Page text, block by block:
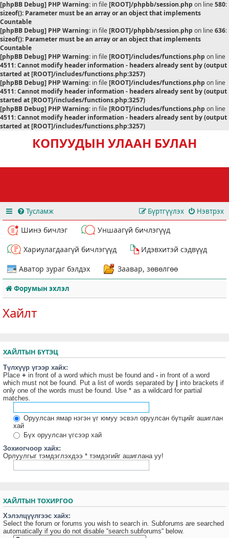
[phpBB Debug] PHP Warning: in file[ROOT]/phpbb/session.php on line580:
sizeof(): Parameter must be an array or an object that implements
Countable
[phpBB Debug] PHP Warning: in file[ROOT]/phpbb/session.php on line636:
sizeof(): Parameter must be an array or an object that implements
Countable
[phpBB Debug] PHP Warning: in file[ROOT]/includes/functions.php on line
4511:Cannot modify header information - headers already sent by (output
started at [ROOT]/includes/functions.php:3257)
[phpBB Debug] PHP Warning: in file[ROOT]/includes/functions.php on line
4511:Cannot modify header information - headers already sent by (output
started at [ROOT]/includes/functions.php:3257)
[phpBB Debug] PHP Warning: in file[ROOT]/includes/functions.php on line
4511:Cannot modify header information - headers already sent by (output
started at [ROOT]/includes/functions.php:3257)
КОПУУДЫН УЛААН БУЛАН
Тусламж Нэвтрэх
Бүртгүүлэх
Шинэ бичлэг
Уншаагүй бичлэгүүд
Хариулагдаагүй бичлэгүүд
Идэвхитэй сэдвүүд
Аватор зураг бэлдэх
Заавар, зөвөлгөө
Форумын эхлэл
Хайлт
ХАЙЛТЫН БҮТЭЦ
Түлхүүр үгээр хайх:
Place + in front of a word which must be found and - in front of a word
which must not be found. Put a list of words separated by | into brackets if
only one of the words must be found. Use * as a wildcard for partial
matches.
Оруулсан ямар нэгэн үг юмуу эсвэл оруулсан бүтцийг ашиглан
хай
Бүх оруулсан үгсээр хай
Зохиогчоор хайх:
Орлуулгыг тэмдэглэхдээ * тэмдэгийг ашиглана уу!
ХАЙЛТЫН ТОХИРГОО
Хэлэлцүүлгээс хайх:
Select the forum or forums you wish to search in. Subforums are searched
automatically if you do not disable “search subforums“ below.